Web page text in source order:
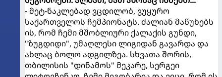
- მეტ-ნაკლებად ვცდილობ, ვუყურო
საქართველოს ჩემპიონატს. ძალიან მაწუხებს
ის, რომ ჩემი მშობლიური ქალაქის გუნდი,
"ზუგდიდი", უმაღლესი ლიგიდან გავარდა და
ახლაც ბოლო ადგილზეა. სხვათა შორის,
თბილისის "დინამოს" მეკარე, სერგეი